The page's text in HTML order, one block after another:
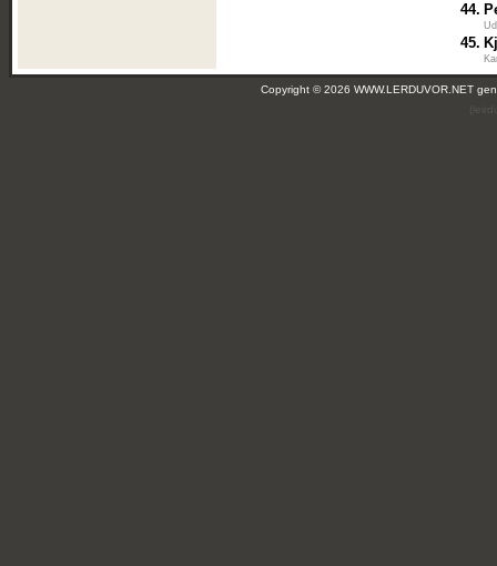
44.
45.
Copyright © 2026 WWW.LERDUVOR.NET